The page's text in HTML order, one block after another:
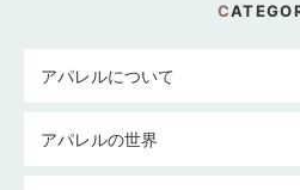
アパレルについて
アパレルの世界